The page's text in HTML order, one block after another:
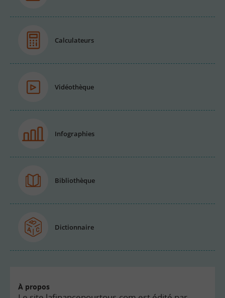
Calculateurs
Vidéothèque
Infographies
Bibliothèque
Dictionnaire
À propos